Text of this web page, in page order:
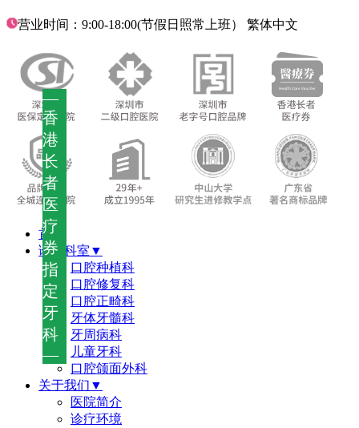
—
香
港
长
者
医
疗
券
指
定
牙
科
—
营业时间：9:00-18:00(节假日照常上班） 繁体中文
首页
诊疗科室▼
口腔种植科
口腔修复科
口腔正畸科
牙体牙髓科
牙周病科
儿童牙科
口腔颌面外科
关于我们▼
医院简介
诊疗环境